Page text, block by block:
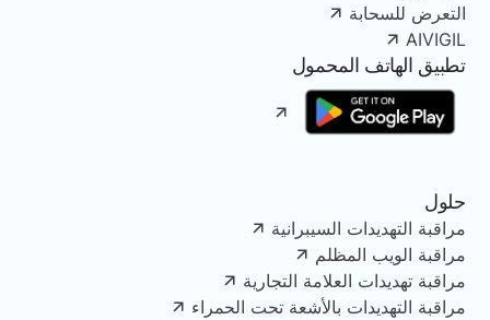
التعرض للسحابة
AIVIGIL
تطبيق الهاتف المحمول
حلول
مراقبة التهديدات السيبرانية
مراقبة الويب المظلم
مراقبة تهديدات العلامة التجارية
مراقبة التهديدات بالأشعة تحت الحمراء